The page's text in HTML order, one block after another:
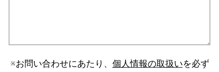
※お問い合わせにあたり、 個人情報の取扱いを必ず